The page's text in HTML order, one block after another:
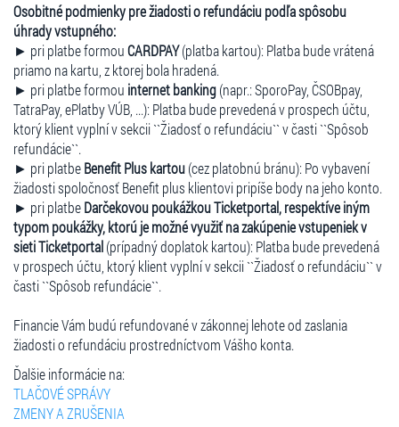
Osobitné podmienky pre žiadosti o refundáciu podľa spôsobu
úhrady vstupného:
► pri platbe formouCARDPAY(platba kartou): Platba bude vrátená
priamo na kartu, z ktorej bola hradená.
► pri platbe formou internet banking(napr.: SporoPay, ČSOBpay,
TatraPay, ePlatby VÚB, ...): Platba bude prevedená v prospech účtu,
ktorý klient vyplní v sekcii ``Žiadosť o refundáciu`` v časti ``Spôsob
refundácie``.
► pri platbeBenefit Plus kartou(cez platobnú bránu): Po vybavení
žiadosti spoločnosť Benefit plus klientovi pripíše body na jeho konto.
► pri platbeDarčekovou poukážkou Ticketportal, respektíve iným
typom poukážky, ktorú je možné využiť na zakúpenie vstupeniek v
sieti Ticketportal(prípadný doplatok kartou): Platba bude prevedená
v prospech účtu, ktorý klient vyplní v sekcii ``Žiadosť o refundáciu`` v
časti ``Spôsob refundácie``.
Financie Vám budú refundované v zákonnej lehote od zaslania
žiadosti o refundáciu prostredníctvom Vášho konta.
Ďalšie informácie na:
TLAČOVÉ SPRÁVY
ZMENY A ZRUŠENIA